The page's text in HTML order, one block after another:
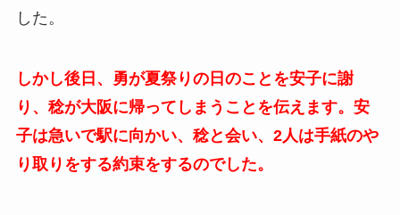
した。
しかし後日、勇が夏祭りの日のことを安子に謝
り、稔が大阪に帰ってしまうことを伝えます。安
子は急いで駅に向かい、稔と会い、2人は手紙のや
り取りをする約束をするのでした。